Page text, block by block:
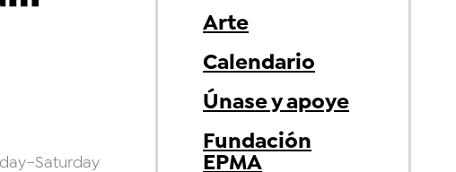
Arte
Calendario
Únase y apoye
Fundación
EPMA